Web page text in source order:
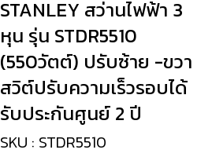
STANLEY สว่านไฟฟ้า 3
หุน รุ่น STDR5510
(550วัตต์) ปรับซ้าย -ขวา
สวิต์ปรับความเร็วรอบได้
รับประกันศูนย์ 2 ปี
SKU : STDR5510